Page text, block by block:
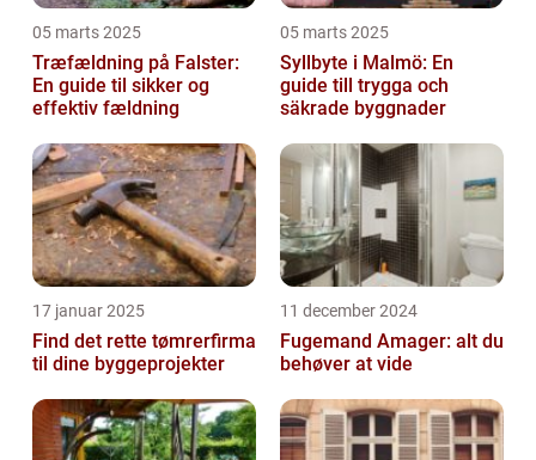
05 marts 2025
Træfældning på Falster:
En guide til sikker og
effektiv fældning
05 marts 2025
Syllbyte i Malmö: En
guide till trygga och
säkrade byggnader
17 januar 2025
Find det rette tømrerfirma
til dine byggeprojekter
11 december 2024
Fugemand Amager: alt du
behøver at vide